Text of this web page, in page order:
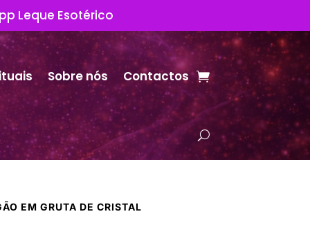
Leque Esotérico
Sobre nós Contactos
EM GRUTA DE CRISTAL